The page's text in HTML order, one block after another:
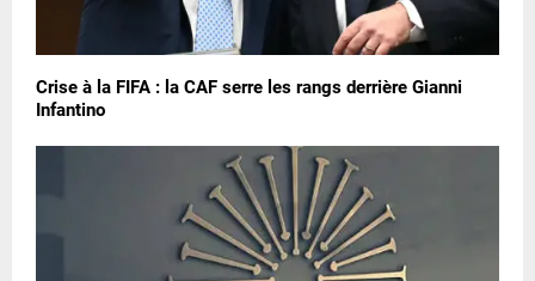
Crise à la FIFA : la CAF serre les rangs derrière Gianni
Infantino